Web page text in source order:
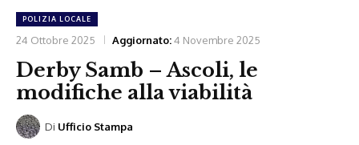
POLIZIA LOCALE
24 Ottobre 2025 Aggiornato:4 Novembre 2025
Derby Samb – Ascoli, le
modifiche alla viabilità
Di Ufficio Stampa